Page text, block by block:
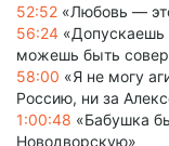
52:52 «Любовь —
56:24 «Допускаешь
можешь быть
58:00 «Я не могу
Россию, ни за
1:00:48 «Бабушка
Новодворскую»